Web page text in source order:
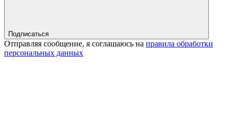
Подписаться
Отправляя сообщение, я соглашаюсь на правила обработки
персональных данных